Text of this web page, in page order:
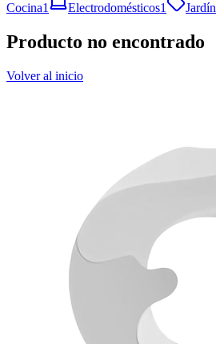
Cocina1 Electrodomésticos1 Jardín
Producto no encontrado
Volver al inicio